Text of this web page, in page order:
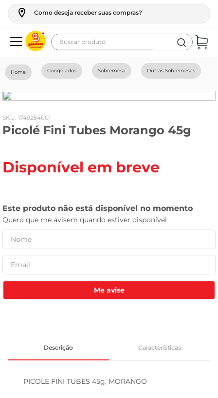
Como deseja receber suas compras?
Buscar produto
Congelados Sobremesa Outras Sobremesas
: 1749254001
Picolé Fini Tubes Morango 45g
Disponível em breve
Me avise
Descrição Características
PICOLE FINI TUBES 45g, MORANGO
geladeira
fogao
café
frango
tv